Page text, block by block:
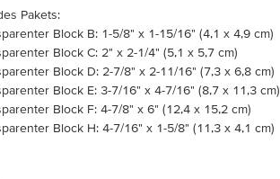
Pakets:
Block B: 1-5/8" x 1-15/16" (4,1 x 4,9 cm)
Block C: 2" x 2-1/4" (5,1 x 5,7 cm)
Block D: 2-7/8" x 2-11/16" (7,3 x 6,8 cm)
Block E: 3-7/16" x 4-7/16" (8,7 x 11,3 cm)
Block F: 4-7/8" x 6" (12,4 x 15,2 cm)
Block H: 4-7/16" x 1-5/8" (11,3 x 4,1 cm)